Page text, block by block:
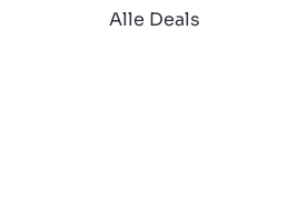
Alle Deals